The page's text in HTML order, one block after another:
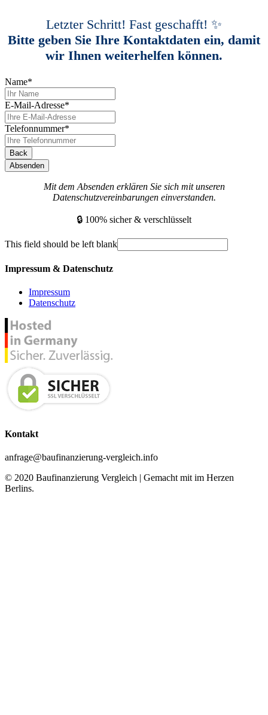
Letzter Schritt! Fast geschafft! ✨
Bitte geben Sie Ihre Kontaktdaten ein, damit
wir Ihnen weiterhelfen können.
Name*
E-Mail-Adresse*
Telefonnummer*
Back
Absenden
Mit dem Absenden erklären Sie sich mit unseren
Datenschutzvereinbarungen einverstanden.
🔒 100% sicher & verschlüsselt
This field should be left blank
Impressum & Datenschutz
Impressum
Datenschutz
Kontakt
anfrage@baufinanzierung-vergleich.info
© 2020 Baufinanzierung Vergleich | Gemacht mit im Herzen
Berlins.